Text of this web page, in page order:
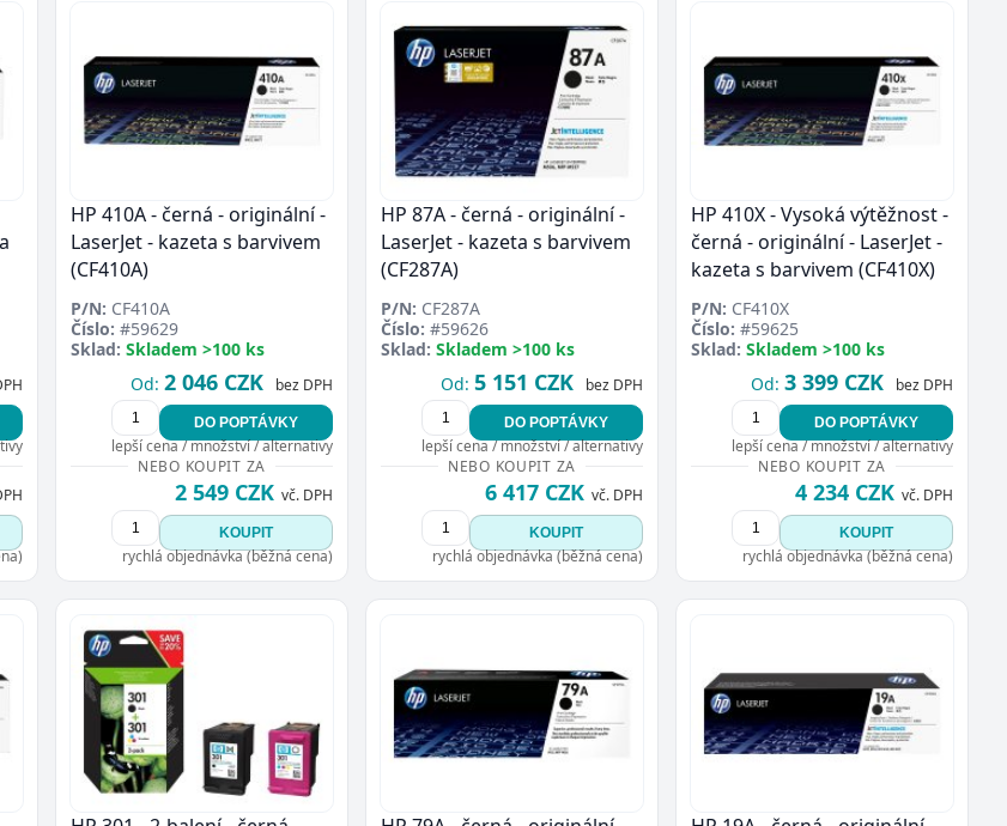
HP 410A - černá - originální -
LaserJet - kazeta s barvivem
(CF410A)
P/N: CF410A
Číslo: #59629
Sklad: Skladem >100 ks
Od: 2 046 CZK bez DPH
DO POPTÁVKY
lepší cena / množství / alternativy
NEBO KOUPIT ZA
2 549 CZK vč. DPH
KOUPIT
rychlá objednávka (běžná cena)
HP 87A - černá - originální -
LaserJet - kazeta s barvivem
(CF287A)
P/N: CF287A
Číslo: #59626
Sklad: Skladem >100 ks
Od: 5 151 CZK bez DPH
DO POPTÁVKY
lepší cena / množství / alternativy
NEBO KOUPIT ZA
6 417 CZK vč. DPH
KOUPIT
rychlá objednávka (běžná cena)
HP 410X - Vysoká výtěžnost -
černá - originální - LaserJet -
kazeta s barvivem (CF410X)
P/N: CF410X
Číslo: #59625
Sklad: Skladem >100 ks
Od: 3 399 CZK bez DPH
DO POPTÁVKY
lepší cena / množství / alternativy
NEBO KOUPIT ZA
4 234 CZK vč. DPH
KOUPIT
rychlá objednávka (běžná cena)